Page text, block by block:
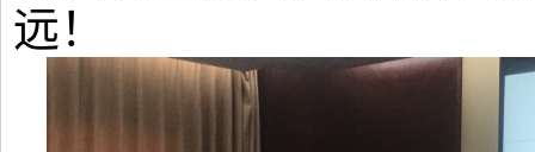
远！